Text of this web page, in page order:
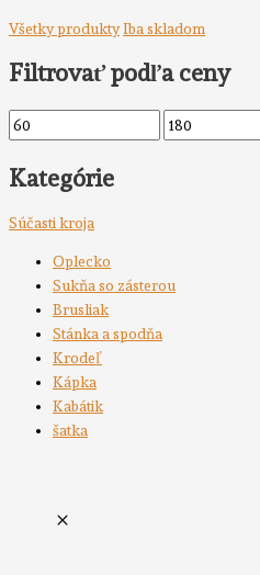
Všetky produktyIba skladom
Filtrovať podľa ceny
Kategórie
Súčasti kroja
Oplecko
Sukňa so zásterou
Brusliak
Stánka a spodňa
Krodeľ
Kápka
Kabátik
šatka